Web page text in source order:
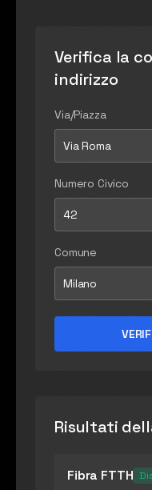
Verifica la
indirizzo
Via/Piazza
Via Roma
Numero Civico
42
Comune
Milano
Risultati
Fibra FTTH